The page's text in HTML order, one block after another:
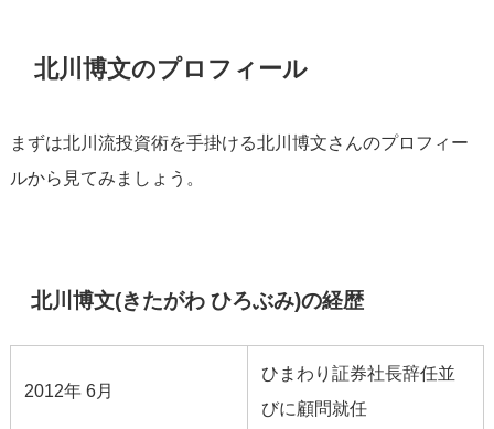
北川博文のプロフィール
まずは北川流投資術を手掛ける北川博文さんのプロフィー
ルから見てみましょう。
北川博文(きたがわ ひろぶみ)の経歴
2012年 6月
ひまわり証券社長辞任並
びに顧問就任